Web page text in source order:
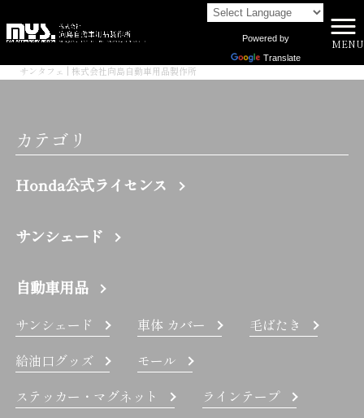
Powered by
Translate
MENU
サンタフェ | 株式会社向島自動車用品製作所
カテゴリ
Honda公式ライセンス
サンシェード
自動車用品
サンシェード 車体 カバー
毛ばたき
給油口グッズ
モール
ステッカー・マグネット
ラインテープ